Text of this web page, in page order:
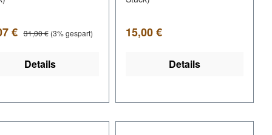
€ Regulärer Preis:
31,00 € (3% gespart)
Details
Regulärer Preis:
15,00 €
Details